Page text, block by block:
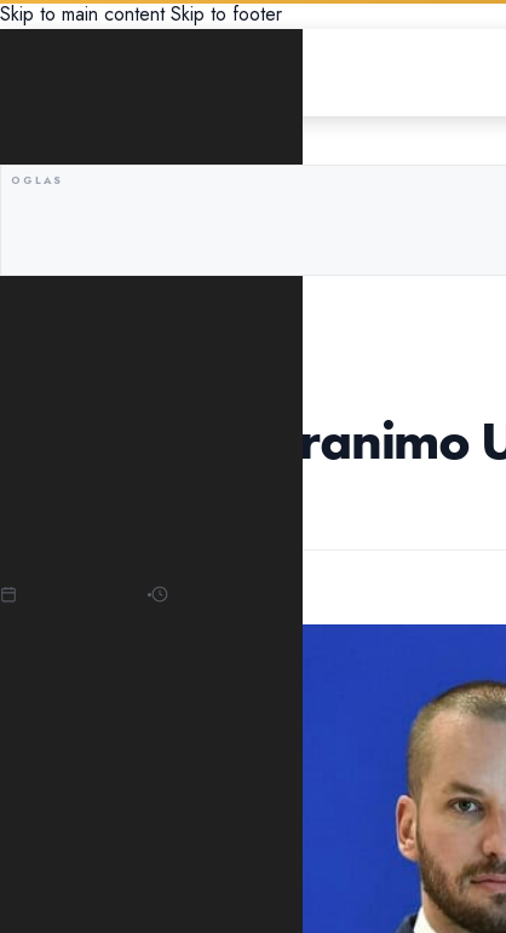
Skip to main content Skip to footer
Odović: Odbranimo